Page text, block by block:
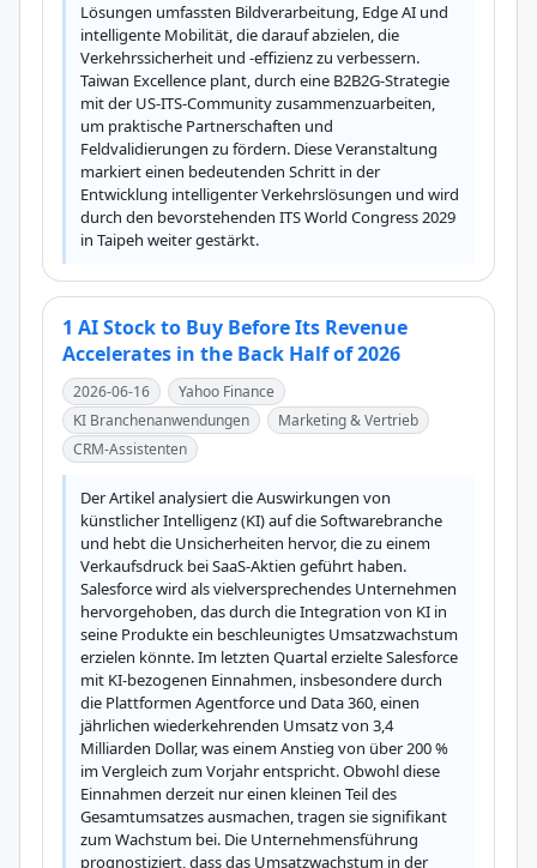
Lösungen umfassten Bildverarbeitung, Edge AI und
intelligente Mobilität, die darauf abzielen, die
Verkehrssicherheit und -effizienz zu verbessern.
Taiwan Excellence plant, durch eine B2B2G-Strategie
mit der US-ITS-Community zusammenzuarbeiten,
um praktische Partnerschaften und
Feldvalidierungen zu fördern. Diese Veranstaltung
markiert einen bedeutenden Schritt in der
Entwicklung intelligenter Verkehrslösungen und wird
durch den bevorstehenden ITS World Congress 2029
in Taipeh weiter gestärkt.
1 AI Stock to Buy Before Its Revenue
Accelerates in the Back Half of 2026
2026-06-16
Yahoo Finance
KI Branchenanwendungen
Marketing & Vertrieb
CRM-Assistenten
Der Artikel analysiert die Auswirkungen von
künstlicher Intelligenz (KI) auf die Softwarebranche
und hebt die Unsicherheiten hervor, die zu einem
Verkaufsdruck bei SaaS-Aktien geführt haben.
Salesforce wird als vielversprechendes Unternehmen
hervorgehoben, das durch die Integration von KI in
seine Produkte ein beschleunigtes Umsatzwachstum
erzielen könnte. Im letzten Quartal erzielte Salesforce
mit KI-bezogenen Einnahmen, insbesondere durch
die Plattformen Agentforce und Data 360, einen
jährlichen wiederkehrenden Umsatz von 3,4
Milliarden Dollar, was einem Anstieg von über 200 %
im Vergleich zum Vorjahr entspricht. Obwohl diese
Einnahmen derzeit nur einen kleinen Teil des
Gesamtumsatzes ausmachen, tragen sie signifikant
zum Wachstum bei. Die Unternehmensführung
prognostiziert, dass das Umsatzwachstum in der